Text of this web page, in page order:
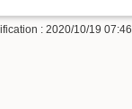
: 2020/10/19 07:46